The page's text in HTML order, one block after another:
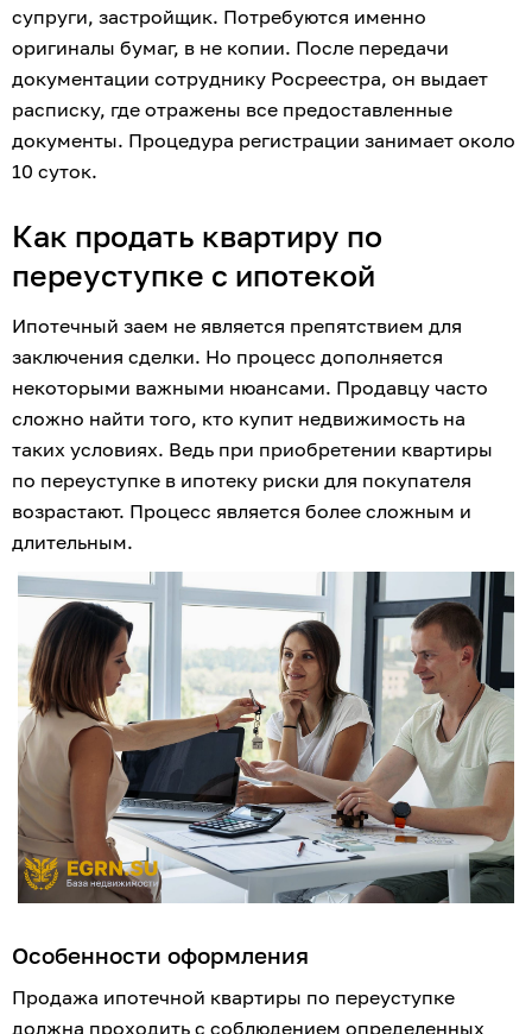
супруги, застройщик. Потребуются именно
оригиналы бумаг, в не копии. После передачи
документации сотруднику Росреестра, он выдает
расписку, где отражены все предоставленные
документы. Процедура регистрации занимает около
10 суток.
Как продать квартиру по
переуступке с ипотекой
Ипотечный заем не является препятствием для
заключения сделки. Но процесс дополняется
некоторыми важными нюансами. Продавцу часто
сложно найти того, кто купит недвижимость на
таких условиях. Ведь при приобретении квартиры
по переуступке в ипотеку риски для покупателя
возрастают. Процесс является более сложным и
длительным.
Особенности оформления
Продажа ипотечной квартиры по переуступке
должна проходить с соблюдением определенных